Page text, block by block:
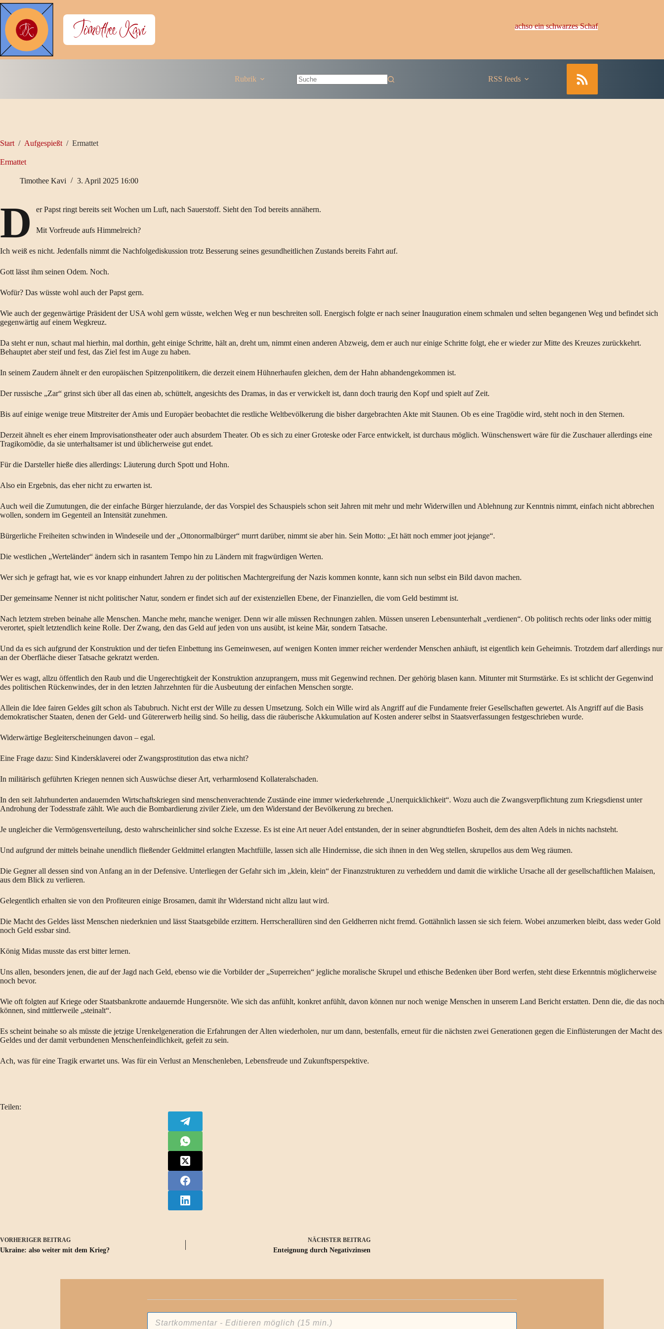
Zum
Inhalt
springen
Timothee Kavi achso ein schwarzes Schaf
Rubrik
Ergebnisse
RSS feeds
Start / Aufgespießt / Ermattet
Ermattet
Timothee Kavi 3. April 2025 16:00
D er Papst ringt bereits seit Wochen um Luft, nach Sauerstoff. Sieht den Tod bereits annähern.
Mit Vorfreude aufs Himmelreich?
Ich weiß es nicht. Jedenfalls nimmt die Nachfolgediskussion trotz Besserung seines gesundheitlichen Zustands bereits Fahrt auf.
Gott lässt ihm seinen Odem. Noch.
Wofür? Das wüsste wohl auch der Papst gern.
Wie auch der gegenwärtige Präsident der USA wohl gern wüsste, welchen Weg er nun beschreiten soll. Energisch folgte er nach seiner Inauguration einem schmalen und selten begangenen Weg und befindet sich
gegenwärtig auf einem Wegkreuz.
Da steht er nun, schaut mal hierhin, mal dorthin, geht einige Schritte, hält an, dreht um, nimmt einen anderen Abzweig, dem er auch nur einige Schritte folgt, ehe er wieder zur Mitte des Kreuzes zurückkehrt.
Behauptet aber steif und fest, das Ziel fest im Auge zu haben.
In seinem Zaudern ähnelt er den europäischen Spitzenpolitikern, die derzeit einem Hühnerhaufen gleichen, dem der Hahn abhandengekommen ist.
Der russische „Zar“ grinst sich über all das einen ab, schüttelt, angesichts des Dramas, in das er verwickelt ist, dann doch traurig den Kopf und spielt auf Zeit.
Bis auf einige wenige treue Mitstreiter der Amis und Europäer beobachtet die restliche Weltbevölkerung die bisher dargebrachten Akte mit Staunen. Ob es eine Tragödie wird, steht noch in den Sternen.
Derzeit ähnelt es eher einem Improvisationstheater oder auch absurdem Theater. Ob es sich zu einer Groteske oder Farce entwickelt, ist durchaus möglich. Wünschenswert wäre für die Zuschauer allerdings eine
Tragikomödie, da sie unterhaltsamer ist und üblicherweise gut endet.
Für die Darsteller hieße dies allerdings: Läuterung durch Spott und Hohn.
Also ein Ergebnis, das eher nicht zu erwarten ist.
Auch weil die Zumutungen, die der einfache Bürger hierzulande, der das Vorspiel des Schauspiels schon seit Jahren mit mehr und mehr Widerwillen und Ablehnung zur Kenntnis nimmt, einfach nicht abbrechen
wollen, sondern im Gegenteil an Intensität zunehmen.
Bürgerliche Freiheiten schwinden in Windeseile und der „Ottonormalbürger“ murrt darüber, nimmt sie aber hin. Sein Motto: „Et hätt noch emmer joot jejange“.
Die westlichen „Werteländer“ ändern sich in rasantem Tempo hin zu Ländern mit fragwürdigen Werten.
Wer sich je gefragt hat, wie es vor knapp einhundert Jahren zu der politischen Machtergreifung der Nazis kommen konnte, kann sich nun selbst ein Bild davon machen.
Der gemeinsame Nenner ist nicht politischer Natur, sondern er findet sich auf der existenziellen Ebene, der Finanziellen, die vom Geld bestimmt ist.
Nach letztem streben beinahe alle Menschen. Manche mehr, manche weniger. Denn wir alle müssen Rechnungen zahlen. Müssen unseren Lebensunterhalt „verdienen“. Ob politisch rechts oder links oder mittig
verortet, spielt letztendlich keine Rolle. Der Zwang, den das Geld auf jeden von uns ausübt, ist keine Mär, sondern Tatsache.
Und da es sich aufgrund der Konstruktion und der tiefen Einbettung ins Gemeinwesen, auf wenigen Konten immer reicher werdender Menschen anhäuft, ist eigentlich kein Geheimnis. Trotzdem darf allerdings nur
an der Oberfläche dieser Tatsache gekratzt werden.
Wer es wagt, allzu öffentlich den Raub und die Ungerechtigkeit der Konstruktion anzuprangern, muss mit Gegenwind rechnen. Der gehörig blasen kann. Mitunter mit Sturmstärke. Es ist schlicht der Gegenwind
des politischen Rückenwindes, der in den letzten Jahrzehnten für die Ausbeutung der einfachen Menschen sorgte.
Allein die Idee fairen Geldes gilt schon als Tabubruch. Nicht erst der Wille zu dessen Umsetzung. Solch ein Wille wird als Angriff auf die Fundamente freier Gesellschaften gewertet. Als Angriff auf die Basis
demokratischer Staaten, denen der Geld- und Gütererwerb heilig sind. So heilig, dass die räuberische Akkumulation auf Kosten anderer selbst in Staatsverfassungen festgeschrieben wurde.
Widerwärtige Begleiterscheinungen davon – egal.
Eine Frage dazu: Sind Kindersklaverei oder Zwangsprostitution das etwa nicht?
In militärisch geführten Kriegen nennen sich Auswüchse dieser Art, verharmlosend Kollateralschaden.
In den seit Jahrhunderten andauernden Wirtschaftskriegen sind menschenverachtende Zustände eine immer wiederkehrende „Unerquicklichkeit“. Wozu auch die Zwangsverpflichtung zum Kriegsdienst unter
Androhung der Todesstrafe zählt. Wie auch die Bombardierung ziviler Ziele, um den Widerstand der Bevölkerung zu brechen.
Je ungleicher die Vermögensverteilung, desto wahrscheinlicher sind solche Exzesse. Es ist eine Art neuer Adel entstanden, der in seiner abgrundtiefen Bosheit, dem des alten Adels in nichts nachsteht.
Und aufgrund der mittels beinahe unendlich fließender Geldmittel erlangten Machtfülle, lassen sich alle Hindernisse, die sich ihnen in den Weg stellen, skrupellos aus dem Weg räumen.
Die Gegner all dessen sind von Anfang an in der Defensive. Unterliegen der Gefahr sich im „klein, klein“ der Finanzstrukturen zu verheddern und damit die wirkliche Ursache all der gesellschaftlichen Malaisen,
aus dem Blick zu verlieren.
Gelegentlich erhalten sie von den Profiteuren einige Brosamen, damit ihr Widerstand nicht allzu laut wird.
Die Macht des Geldes lässt Menschen niederknien und lässt Staatsgebilde erzittern. Herrscherallüren sind den Geldherren nicht fremd. Gottähnlich lassen sie sich feiern. Wobei anzumerken bleibt, dass weder Gold
noch Geld essbar sind.
König Midas musste das erst bitter lernen.
Uns allen, besonders jenen, die auf der Jagd nach Geld, ebenso wie die Vorbilder der „Superreichen“ jegliche moralische Skrupel und ethische Bedenken über Bord werfen, steht diese Erkenntnis möglicherweise
noch bevor.
Wie oft folgten auf Kriege oder Staatsbankrotte andauernde Hungersnöte. Wie sich das anfühlt, konkret anfühlt, davon können nur noch wenige Menschen in unserem Land Bericht erstatten. Denn die, die das noch
können, sind mittlerweile „steinalt“.
Es scheint beinahe so als müsste die jetzige Urenkelgeneration die Erfahrungen der Alten wiederholen, nur um dann, bestenfalls, erneut für die nächsten zwei Generationen gegen die Einflüsterungen der Macht des
Geldes und der damit verbundenen Menschenfeindlichkeit, gefeit zu sein.
Ach, was für eine Tragik erwartet uns. Was für ein Verlust an Menschenleben, Lebensfreude und Zukunftsperspektive.
Teilen:
VORHERIGER BEITRAG
Ukraine: also weiter mit dem Krieg?
NÄCHSTER BEITRAG
Enteignung durch Negativzinsen